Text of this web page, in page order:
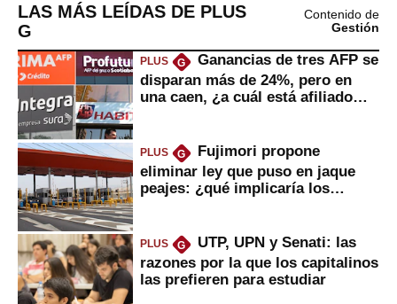
LAS MÁS LEÍDAS DE PLUS
G
Contenido de
Gestión
PLUS G
Ganancias de tres AFP se
disparan más de 24%, pero en
una caen, ¿a cuál está afiliado
PLUS G
Fujimori propone
eliminar ley que puso en jaque
peajes: ¿qué implicaría los
PLUS G
UTP, UPN y Senati: las
razones por la que los capitalinos
las prefieren para estudiar